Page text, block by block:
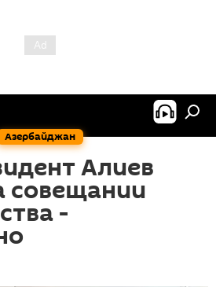
Азербайджан
Алиев
совещании
-